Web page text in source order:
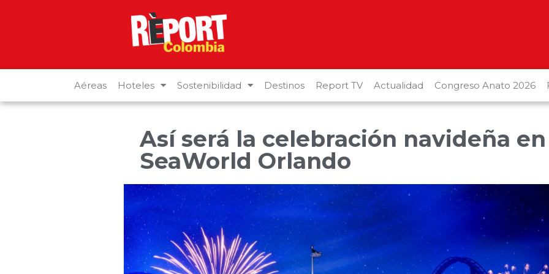
Aéreas Hoteles Sostenibilidad Destinos Report TV Actualidad Congreso Anato 2026
Así será la celebración navideña en
SeaWorld Orlando